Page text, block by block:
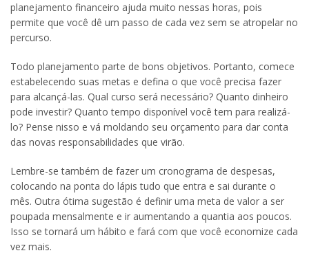
planejamento financeiro ajuda muito nessas horas, pois
permite que você dê um passo de cada vez sem se atropelar no
percurso.
Todo planejamento parte de bons objetivos. Portanto, comece
estabelecendo suas metas e defina o que você precisa fazer
para alcançá-las. Qual curso será necessário? Quanto dinheiro
pode investir? Quanto tempo disponível você tem para realizá-
lo? Pense nisso e vá moldando seu orçamento para dar conta
das novas responsabilidades que virão.
Lembre-se também de fazer um cronograma de despesas,
colocando na ponta do lápis tudo que entra e sai durante o
mês. Outra ótima sugestão é definir uma meta de valor a ser
poupada mensalmente e ir aumentando a quantia aos poucos.
Isso se tornará um hábito e fará com que você economize cada
vez mais.